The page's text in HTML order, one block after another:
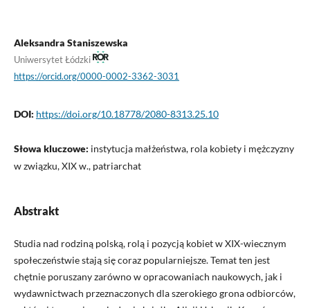
Aleksandra Staniszewska
Uniwersytet Łódzki
https://orcid.org/0000-0002-3362-3031
DOI: https://doi.org/10.18778/2080-8313.25.10
Słowa kluczowe: instytucja małżeństwa, rola kobiety i mężczyzny
w związku, XIX w., patriarchat
Abstrakt
Studia nad rodziną polską, rolą i pozycją kobiet w XIX-wiecznym
społeczeństwie stają się coraz popularniejsze. Temat ten jest
chętnie poruszany zarówno w opracowaniach naukowych, jak i
wydawnictwach przeznaczonych dla szerokiego grona odbiorców,